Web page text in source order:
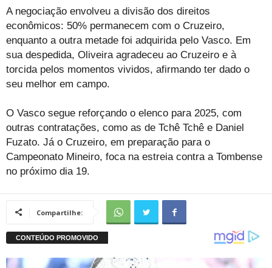
A negociação envolveu a divisão dos direitos
econômicos: 50% permanecem com o Cruzeiro,
enquanto a outra metade foi adquirida pelo Vasco. Em
sua despedida, Oliveira agradeceu ao Cruzeiro e à
torcida pelos momentos vividos, afirmando ter dado o
seu melhor em campo.
O Vasco segue reforçando o elenco para 2025, com
outras contratações, como as de Tchê Tchê e Daniel
Fuzato. Já o Cruzeiro, em preparação para o
Campeonato Mineiro, foca na estreia contra a Tombense
no próximo dia 19.
Compartilhe: